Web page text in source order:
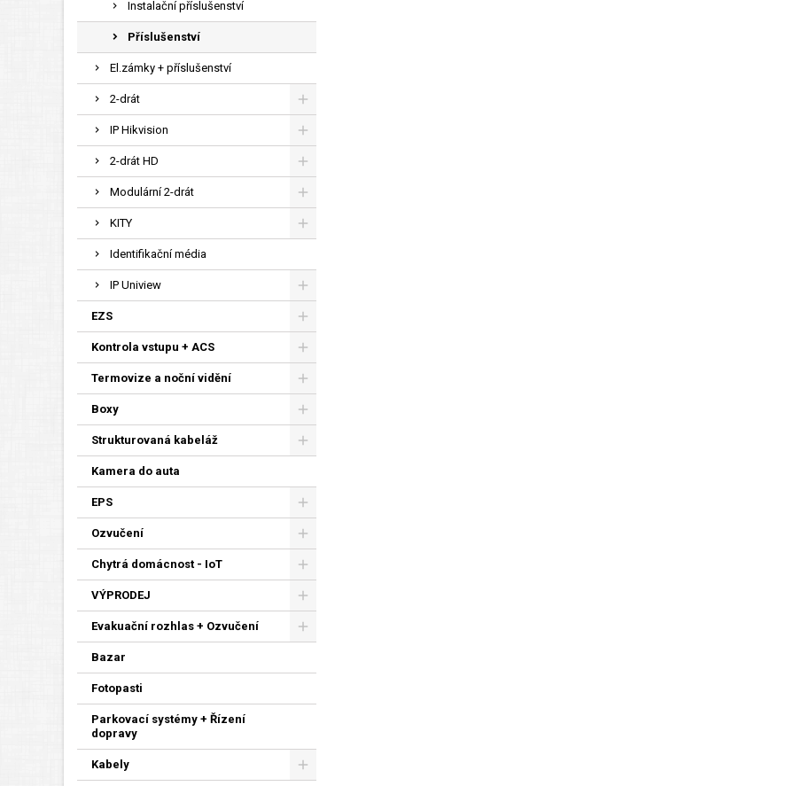
Instalační příslušenství
Příslušenství
El.zámky + příslušenství
2-drát
IP Hikvision
2-drát HD
Modulární 2-drát
KITY
Identifikační média
IP Uniview
EZS
Kontrola vstupu + ACS
Termovize a noční vidění
Boxy
Strukturovaná kabeláž
Kamera do auta
EPS
Ozvučení
Chytrá domácnost - IoT
VÝPRODEJ
Evakuační rozhlas + Ozvučení
Bazar
Fotopasti
Parkovací systémy + Řízení
dopravy
Kabely